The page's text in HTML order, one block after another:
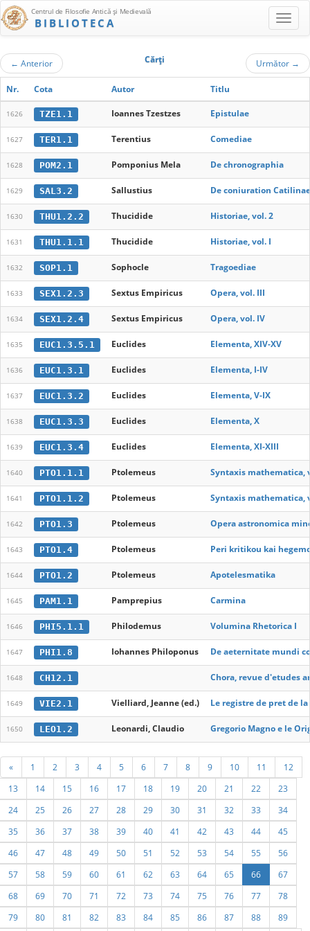
Centrul de Filosofie Antică şi Medievală
BIBLIOTECA
← Anterior Cărţi Următor →
Nr. Cota Autor Titlu
1626 TZE1.1 Ioannes Tzestzes Epistulae
1627 TER1.1 Terentius Comediae
1628 POM2.1 Pomponius Mela De chronographia
1629 SAL3.2 Sallustius De coniuration
1630 THU1.2.2 Thucidide Historiae, vol. 2
1631 THU1.1.1 Thucidide Historiae, vol. I
1632 SOP1.1 Sophocle Tragoediae
1633 SEX1.2.3 Sextus Empiricus Opera, vol. III
1634 SEX1.2.4 Sextus Empiricus Opera, vol. IV
1635 EUC1.3.5.1 Euclides Elementa, XIV-XV
1636 EUC1.3.1 Euclides Elementa, I-IV
1637 EUC1.3.2 Euclides Elementa, V-IX
1638 EUC1.3.3 Euclides Elementa, X
1639 EUC1.3.4 Euclides Elementa, XI-XIII
1640 PTO1.1.1 Ptolemeus Syntaxis mathematica,
1641 PTO1.1.2 Ptolemeus Syntaxis mathematica,
1642 PTO1.3 Ptolemeus Opera astronomica
1643 PTO1.4 Ptolemeus Peri kritikou kai
1644 PTO1.2 Ptolemeus Apotelesmatika
1645 PAM1.1 Pamprepius Carmina
1646 PHI5.1.1 Philodemus Volumina Rhetorica I
1647 PHI1.8 Iohannes Philoponus De aeternitate mundi
1648 CH12.1 Chora, revue d'etudes
1649 VIE2.1 Vielliard, Jeanne (ed.) Le registre de pret de
1650 LEO1.2 Leonardi, Claudio Gregorio Magno e le
« 1 2 3 4 5 6 7 8 9 10 11
12
13
14 15 16 17 18 19 20 21 22
23
24
25 26 27 28 29 30 31 32 33
34
35
36 37 38 39 40 41 42 43 44
45
46
47 48 49 50 51 52 53 54 55
56
57
58 59 60 61 62 63 64 65 66
67
68
69 70 71 72 73 74 75 76 77
78
79
80 81 82 83 84 85 86 87 88 89